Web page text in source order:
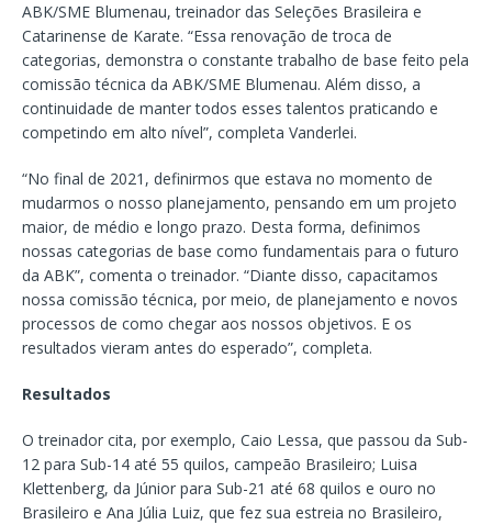
ABK/SME Blumenau, treinador das Seleções Brasileira e
Catarinense de Karate. “Essa renovação de troca de
categorias, demonstra o constante trabalho de base feito pela
comissão técnica da ABK/SME Blumenau. Além disso, a
continuidade de manter todos esses talentos praticando e
competindo em alto nível”, completa Vanderlei.
“No final de 2021, definirmos que estava no momento de
mudarmos o nosso planejamento, pensando em um projeto
maior, de médio e longo prazo. Desta forma, definimos
nossas categorias de base como fundamentais para o futuro
da ABK”, comenta o treinador. “Diante disso, capacitamos
nossa comissão técnica, por meio, de planejamento e novos
processos de como chegar aos nossos objetivos. E os
resultados vieram antes do esperado”, completa.
Resultados
O treinador cita, por exemplo, Caio Lessa, que passou da Sub-
12 para Sub-14 até 55 quilos, campeão Brasileiro; Luisa
Klettenberg, da Júnior para Sub-21 até 68 quilos e ouro no
Brasileiro e Ana Júlia Luiz, que fez sua estreia no Brasileiro,